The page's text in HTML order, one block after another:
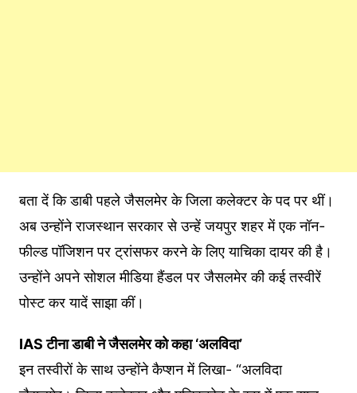
बता दें कि डाबी पहले जैसलमेर के जिला कलेक्टर के पद पर थीं।
अब उन्होंने राजस्थान सरकार से उन्हें जयपुर शहर में एक नॉन-
फील्ड पॉजिशन पर ट्रांसफर करने के लिए याचिका दायर की है।
उन्होंने अपने सोशल मीडिया हैंडल पर जैसलमेर की कई तस्वीरें
पोस्ट कर यादें साझा कीं।
IAS टीना डाबी ने जैसलमेर को कहा ‘अलविदा’
इन तस्वीरों के साथ उन्होंने कैप्शन में लिखा- “अलविदा